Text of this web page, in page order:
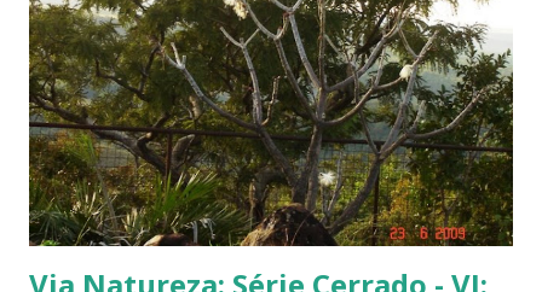
Duas frutinhas ao lado de um jambo. Essa foto foi feita ontem,
domingo, após a colheita. ----------------------------